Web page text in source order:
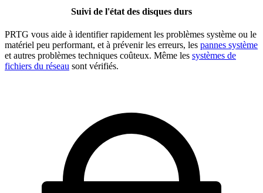
Suivi de l'état des disques durs
PRTG vous aide à identifier rapidement les problèmes système ou le
matériel peu performant, et à prévenir les erreurs, les pannes système
et autres problèmes techniques coûteux. Même les systèmes de
fichiers du réseau sont vérifiés.